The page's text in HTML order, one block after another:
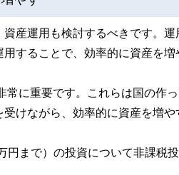
産運用も検討するべきです。
することで、効率的に資産を増
に重要です。これらは国の作
けながら、効率的に資産を増や
まで）の投資について非課税